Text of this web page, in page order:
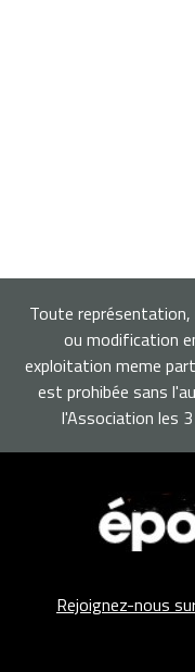
Toute
ou modification
exploitation meme
est prohibée sans
l'Association les
Rejoignez-nous